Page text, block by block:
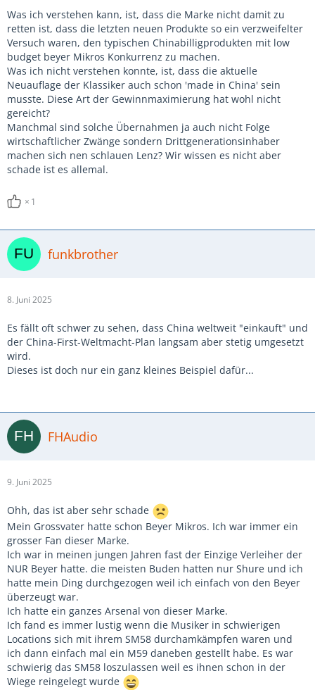
Was ich verstehen kann, ist, dass die Marke nicht damit zu
retten ist, dass die letzten neuen Produkte so ein verzweifelter
Versuch waren, den typischen Chinabilligprodukten mit low
budget beyer Mikros Konkurrenz zu machen.
Was ich nicht verstehen konnte, ist, dass die aktuelle
Neuauflage der Klassiker auch schon 'made in China' sein
musste. Diese Art der Gewinnmaximierung hat wohl nicht
gereicht?
Manchmal sind solche Übernahmen ja auch nicht Folge
wirtschaftlicher Zwänge sondern Drittgenerationsinhaber
machen sich nen schlauen Lenz? Wir wissen es nicht aber
schade ist es allemal.
1
funkbrother
8. Juni 2025
Es fällt oft schwer zu sehen, dass China weltweit "einkauft" und
der China-First-Weltmacht-Plan langsam aber stetig umgesetzt
wird.
Dieses ist doch nur ein ganz kleines Beispiel dafür...
FHAudio
9. Juni 2025
Ohh, das ist aber sehr schade
Mein Grossvater hatte schon Beyer Mikros. Ich war immer ein
grosser Fan dieser Marke.
Ich war in meinen jungen Jahren fast der Einzige Verleiher der
NUR Beyer hatte. die meisten Buden hatten nur Shure und ich
hatte mein Ding durchgezogen weil ich einfach von den Beyer
überzeugt war.
Ich hatte ein ganzes Arsenal von dieser Marke.
Ich fand es immer lustig wenn die Musiker in schwierigen
Locations sich mit ihrem SM58 durchamkämpfen waren und
ich dann einfach mal ein M59 daneben gestellt habe. Es war
schwierig das SM58 loszulassen weil es ihnen schon in der
Wiege reingelegt wurde